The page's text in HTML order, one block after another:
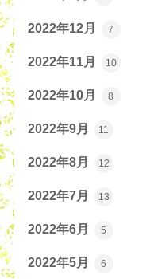
2022年12月 7
2022年11月 10
2022年10月 8
2022年9月 11
2022年8月 12
2022年7月 13
2022年6月 5
2022年5月 6